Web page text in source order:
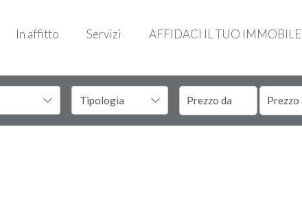
In affitto Servizi AFFIDACI IL TUO IMMOBILE